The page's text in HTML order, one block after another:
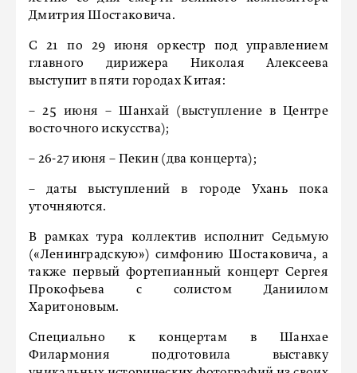
Дмитрия Шостаковича.
С 21 по 29 июня оркестр под управлением
главного дирижера Николая Алексеева
выступит в пяти городах Китая:
– 25 июня – Шанхай (выступление в Центре
восточного искусства);
– 26-27 июня – Пекин (два концерта);
– даты выступлений в городе Ухань пока
уточняются.
В рамках тура коллектив исполнит Седьмую
(«Ленинградскую») симфонию Шостаковича, а
также первый фортепианный концерт Сергея
Прокофьева с солистом Даниилом
Харитоновым.
Специально к концертам в Шанхае
Филармония подготовила выставку